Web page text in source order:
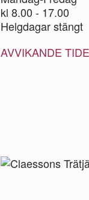
kl 8.00 - 17.00
Helgdagar stängt
AVVIKANDE